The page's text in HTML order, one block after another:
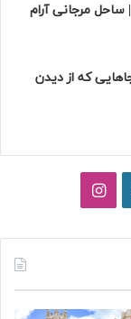
مرجانی آرام
که از دیدن
اینستاگرام